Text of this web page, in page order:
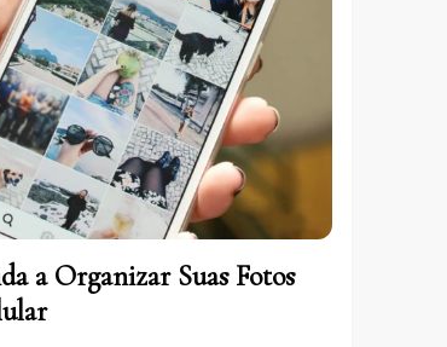
a Organizar Suas Fotos